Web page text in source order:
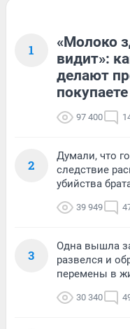
1
«Молоко
видит»:
делают
97 400
2
Думали, что
следствие
убийства
39 949
3
Одна вышла
развелся и
перемены в
30 340